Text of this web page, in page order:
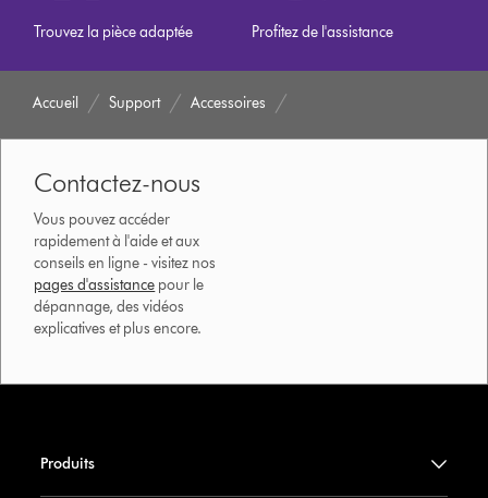
Trouvez la pièce adaptée Profitez de l'assistance
Accueil Support Accessoires
Contactez-nous
Vous pouvez accéder
rapidement à l'aide et aux
conseils en ligne - visitez nos
pages d'assistance pour le
dépannage, des vidéos
explicatives et plus encore.
Produits